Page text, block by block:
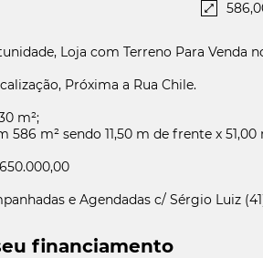
Loja com Terreno Para Venda
Próxima a Rua Chile.
m²;
586 m² sendo 11,50 m de frente x
e Agendadas c/ Sérgio Luiz
financiamento